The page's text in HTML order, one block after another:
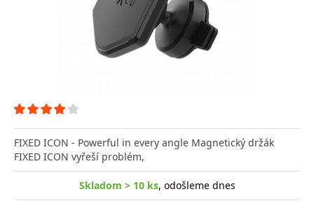
FIXED ICON - Powerful in every angle Magnetický držák
FIXED ICON vyřeší problém,
Skladom > 10 ks, odošleme dnes